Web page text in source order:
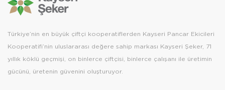
Türkiye’nin en büyük çiftçi kooperatiflerden Kayseri Pancar Ekicileri
Kooperatifi’nin uluslararası değere sahip markası Kayseri Şeker, 71
yıllık köklü geçmişi, on binlerce çiftçisi, binlerce çalışanı ile üretimin
gücünü, üretenin güvenini oluşturuyor.